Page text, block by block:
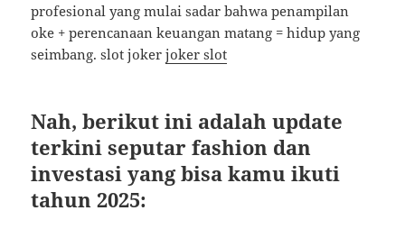
profesional yang mulai sadar bahwa penampilan
oke + perencanaan keuangan matang = hidup yang
seimbang. slot jokerjoker slot
Nah, berikut ini adalah update
terkini seputar fashion dan
investasi yang bisa kamu ikuti
tahun 2025: